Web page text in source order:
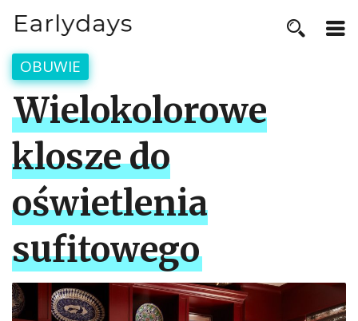
OBUWIE
Wielokolorowe
klosze do
oświetlenia
sufitowego